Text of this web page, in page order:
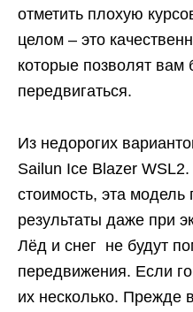
отметить плохую
целом – это
которые позволят вам
передвигаться.
Из недорогих
Sailun Ice Blazer
стоимость, эта
результаты даже при
Лёд и снег не будут
передвижения. Если
их несколько. Прежде